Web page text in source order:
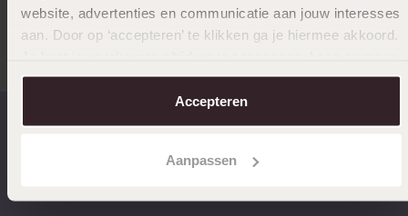
website, advertenties en communicatie aan jouw interesses
aan. Door op ‘accepteren’ te klikken ga je hiermee akkoord.
over in onscookiebeleid.
Accepteren
Aanpassen
Anderen kochten ook
Op werkdagen voor 17:00
14 dagen retourneren